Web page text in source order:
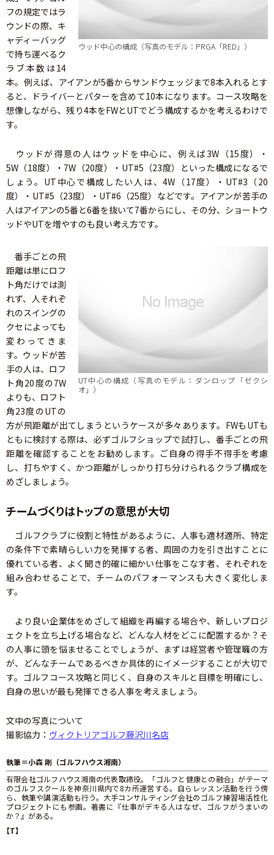
ウッド中心の構成（写真のモデル：PRGA「RED」）
フの規定ではラ
ウンドの際、キ
ャディーバッグ
で持ち運べるク
ラブ本数は14
本。例えば、アイアンが5番からサンドウェッジまで8本入れるとす
ると、ドライバーとパターを含めて10本になります。コース攻略を
想像しながら、残り4本をFWとUTでどう構成するかを考えるわけで
す。
ウッドが得意の人はウッドを中心に、例えば3W（15度）・
5W（18度）・7W（20度）・UT#5（23度）といった構成になるで
しょう。UT中心で構成したい人は、4W（17度）・UT#3（20
度）・UT#5（23度）・UT#6（25度）などです。アイアンが苦手の
人はアイアンの5番と6番を抜いて7番からにし、その分、ショートウ
ッドやUTを増やすのも良い考え方です。
UT中心の構成（写真のモデル：ダンロップ「ゼクシ
オ」）
番手ごとの飛
距離は単にロフ
ト角だけでは測
れず、人それぞ
れのスイングの
クセによっても
変わってきま
す。ウッドが苦
手の人は、ロフ
ト角20度の7W
よりも、ロフト
角23度のUTの
方が飛距離が出てしまうというケースが多々あります。FWもUTも
ともに検討する際は、必ずゴルフショップで試打し、番手ごとの飛
距離を確認することをお勧めします。ご自身の得手不得手を考慮
し、打ちやすく、かつ距離がしっかり打ち分けられるクラブ構成を
めざしましょう。
チームづくりはトップの意思が大切
ゴルフクラブに役割と特性があるように、人事も適材適所、特定
の条件下で素晴らしい力を発揮する者、周囲の力を引き出すことに
優れている者、よく聞き的確に細かい仕事をこなす者、それぞれを
組み合わせることで、チームのパフォーマンスも大きく変化しま
す。
より良い企業体をめざして組織を再編する場合や、新しいプロジ
ェクトを立ち上げる場合など、どんな人材をどこに配置するか？そ
の人事に頭を悩ませることでしょうが、まずは経営者や管理職の方
が、どんなチームであるべきか具体的にイメージすることが大切で
す。ゴルフコース攻略と同じく、自身のスキルと目標を明確にし、
自身の思いが最も発揮できる人事を考えましょう。
文中の写真について
撮影協力： ヴィクトリアゴルフ藤沢川名店
執筆＝小森 剛（ゴルフハウス湘南）
有限会社ゴルフハウス湘南の代表取締役。「ゴルフと健康との融合」がテーマ
のゴルフスクールを神奈川県内で8カ所運営する。自らレッスン活動を行う傍
ら、執筆や講演活動も行う。大手コンサルティング会社のゴルフ練習場活性化
プロジェクトにも参画。著書に『仕事がデキる人はなぜ、ゴルフがうまいの
か？』がある。
【T】